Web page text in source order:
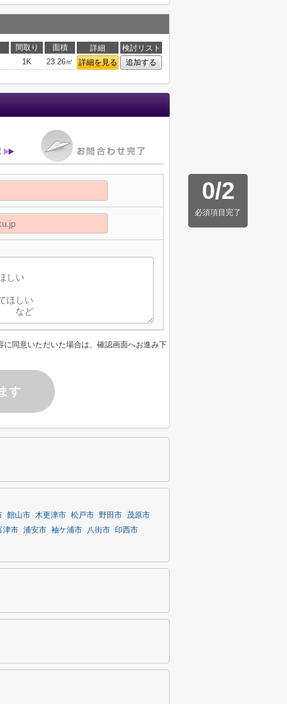
間取り 面積 詳細
検討リスト
1K 23.26㎡ 詳細を見る 追加する
0/2
必須項目完了
に同意いただいた場合は、確認画面へお進み下
す
館山市 木更津市 松戸市 野田市
茂原市
津市 浦安市 袖ケ浦市 八街市 印西市